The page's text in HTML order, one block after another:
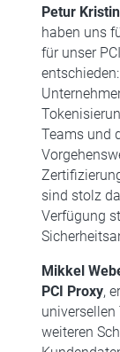
Petur
haben uns
für unser
Teams und
sind stolz
Verfügung
Mikkel
PCI Proxy,
universellen
weiteren